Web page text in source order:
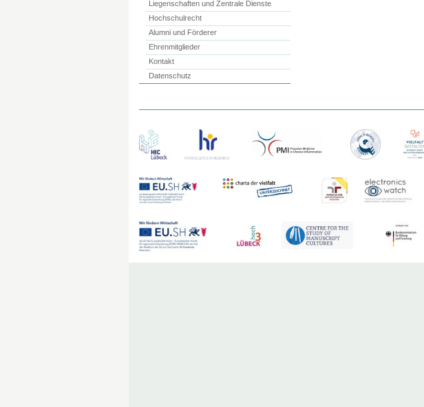
Liegenschaften und Zentrale Dienste
Hochschulrecht
Alumni und Förderer
Ehrenmitglieder
Kontakt
Datenschutz